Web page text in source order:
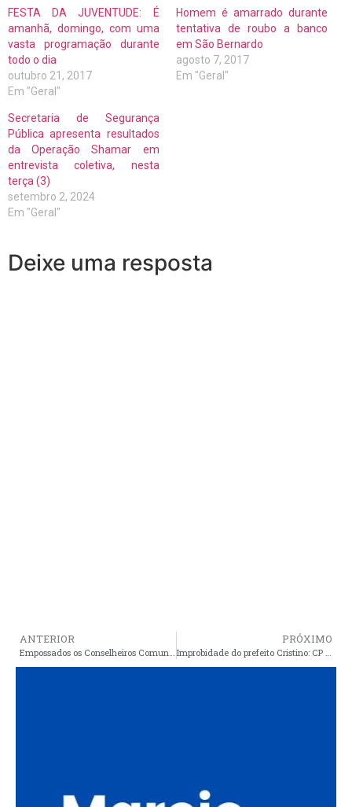
FESTA DA JUVENTUDE: É
amanhã, domingo, com uma
vasta programação durante
todo o dia
outubro 21, 2017
Em "Geral"
Homem é amarrado durante
tentativa de roubo a banco
em São Bernardo
agosto 7, 2017
Em "Geral"
Secretaria de Segurança
Pública apresenta resultados
da Operação Shamar em
entrevista coletiva, nesta
terça (3)
setembro 2, 2024
Em "Geral"
Deixe uma resposta
ANTERIOR
Empossados os Conselheiros Comunitários Pela Paz de Araioses
PRÓXIMO
Improbidade do prefeito Cristino: CP pode continuar investigações, mas quantos vereadores ainda estão comprometidos com a causa dos araiosenses?